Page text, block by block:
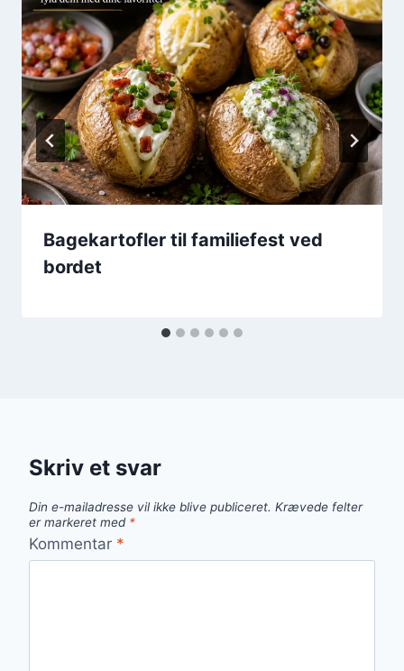
Bagekartofler til familiefest ved
bordet
Skriv et svar
Din e-mailadresse vil ikke blive publiceret. Krævede felter
er markeret med *
Kommentar *